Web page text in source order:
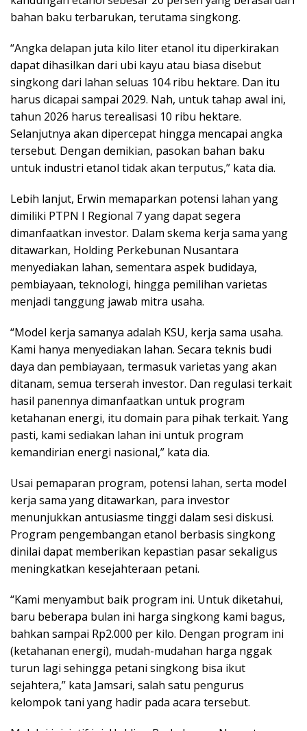
bahan baku terbarukan, terutama singkong.
“Angka delapan juta kilo liter etanol itu diperkirakan
dapat dihasilkan dari ubi kayu atau biasa disebut
singkong dari lahan seluas 104 ribu hektare. Dan itu
harus dicapai sampai 2029. Nah, untuk tahap awal ini,
tahun 2026 harus terealisasi 10 ribu hektare.
Selanjutnya akan dipercepat hingga mencapai angka
tersebut. Dengan demikian, pasokan bahan baku
untuk industri etanol tidak akan terputus,” kata dia.
Lebih lanjut, Erwin memaparkan potensi lahan yang
dimiliki PTPN I Regional 7 yang dapat segera
dimanfaatkan investor. Dalam skema kerja sama yang
ditawarkan, Holding Perkebunan Nusantara
menyediakan lahan, sementara aspek budidaya,
pembiayaan, teknologi, hingga pemilihan varietas
menjadi tanggung jawab mitra usaha.
“Model kerja samanya adalah KSU, kerja sama usaha.
Kami hanya menyediakan lahan. Secara teknis budi
daya dan pembiayaan, termasuk varietas yang akan
ditanam, semua terserah investor. Dan regulasi terkait
hasil panennya dimanfaatkan untuk program
ketahanan energi, itu domain para pihak terkait. Yang
pasti, kami sediakan lahan ini untuk program
kemandirian energi nasional,” kata dia.
Usai pemaparan program, potensi lahan, serta model
kerja sama yang ditawarkan, para investor
menunjukkan antusiasme tinggi dalam sesi diskusi.
Program pengembangan etanol berbasis singkong
dinilai dapat memberikan kepastian pasar sekaligus
meningkatkan kesejahteraan petani.
“Kami menyambut baik program ini. Untuk diketahui,
baru beberapa bulan ini harga singkong kami bagus,
bahkan sampai Rp2.000 per kilo. Dengan program ini
(ketahanan energi), mudah-mudahan harga nggak
turun lagi sehingga petani singkong bisa ikut
sejahtera,” kata Jamsari, salah satu pengurus
kelompok tani yang hadir pada acara tersebut.